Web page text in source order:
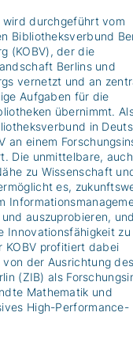
wird durchgeführt vom
Bibliotheksverbund
(KOBV), der die
Berlins und
vernetzt und an
Aufgaben für die
übernimmt.
in
an einem
Die unmittelbare, auch
zu Wissenschaft
es,
und auszuprobieren,
Innovationsfähigkeit zu
KOBV profitiert dabei
von der Ausrichtung
(ZIB) als
Mathematik und
High-Performance-